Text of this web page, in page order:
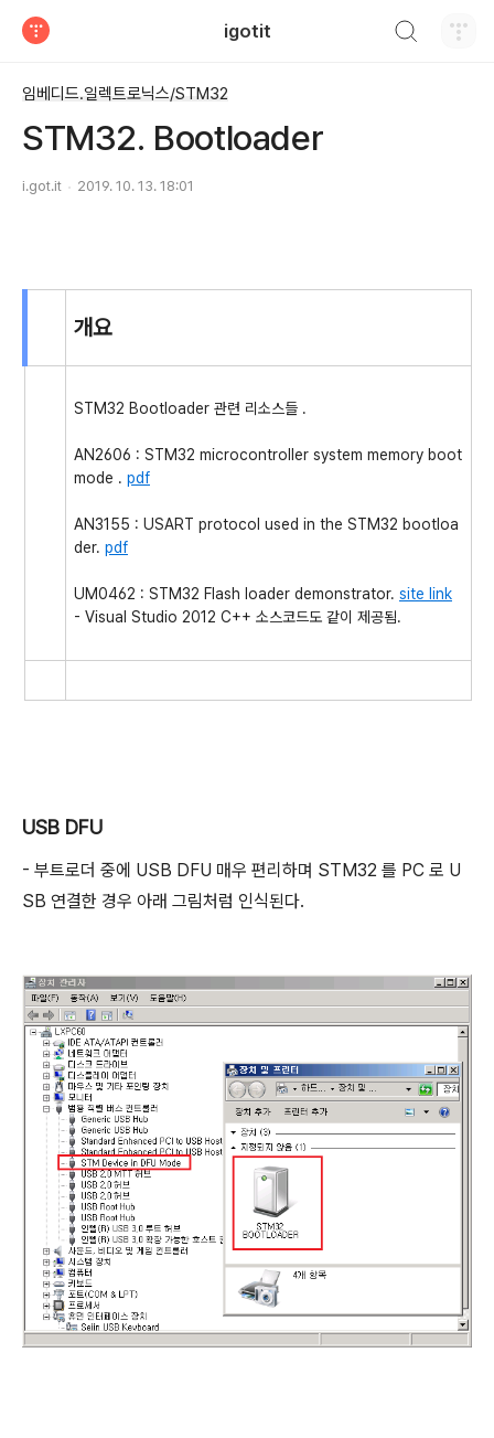
igotit
임베디드.일렉트로닉스/STM32
STM32. Bootloader
i.got.it 2019. 10. 13. 18:01
개요
STM32 Bootloader 관련 리소스들 .
AN2606 : STM32 microcontroller system memory boot
mode . pdf
AN3155 : USART protocol used in the STM32 bootloa
der. pdf
UM0462 : STM32 Flash loader demonstrator. site link
- Visual Studio 2012 C++ 소스코드도 같이 제공됨.
USB DFU
- 부트로더 중에 USB DFU 매우 편리하며 STM32 를 PC 로 U
SB 연결한 경우 아래 그림처럼 인식된다.